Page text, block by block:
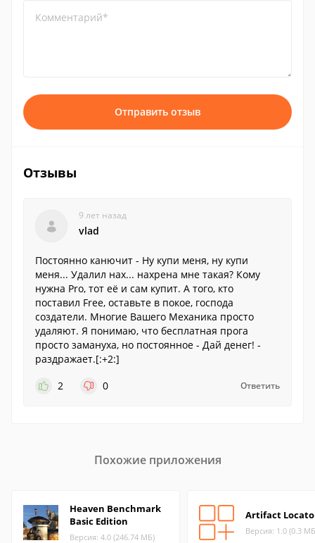
Комментарий*
Отправить отзыв
Отзывы
9 лет назад
vlad
Постоянно канючит - Ну купи меня, ну купи
меня... Удалил нах... нахрена мне такая? Кому
нужна Pro, тот её и сам купит. А того, кто
поставил Free, оставьте в покое, господа
создатели. Многие Вашего Механика просто
удаляют. Я понимаю, что бесплатная прога
просто замануха, но постоянное - Дай денег! -
раздражает.[:+2:]
2
0 Ответить
Похожие приложения
Heaven Benchmark
Basic Edition
Версия: 4.0 (246.74 МБ)
Artifact
Версия: 1.0 (0.3